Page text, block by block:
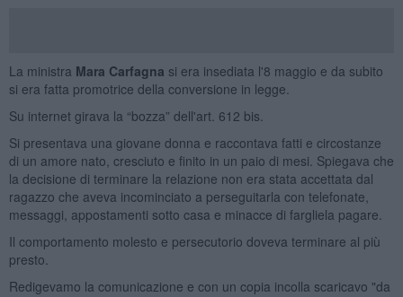
La ministra Mara Carfagna si era insediata l'8 maggio e da subito
si era fatta promotrice della conversione in legge.
Su internet girava la “bozza” dell'art. 612 bis.
Si presentava una giovane donna e raccontava fatti e circostanze
di un amore nato, cresciuto e finito in un paio di mesi. Spiegava che
la decisione di terminare la relazione non era stata accettata dal
ragazzo che aveva incominciato a perseguitarla con telefonate,
messaggi, appostamenti sotto casa e minacce di fargliela pagare.
Il comportamento molesto e persecutorio doveva terminare al più
presto.
Redigevamo la comunicazione e con un copia incolla scaricavo "da